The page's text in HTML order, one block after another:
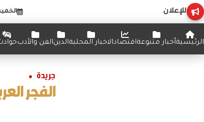
للإعلان الخميس 6
الرئيسيةأخبار متنوعةاقتصادالاخبار المحليةالدينالفن والأدب